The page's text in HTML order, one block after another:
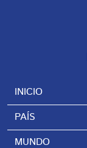
INICIO
PAÍS
MUNDO